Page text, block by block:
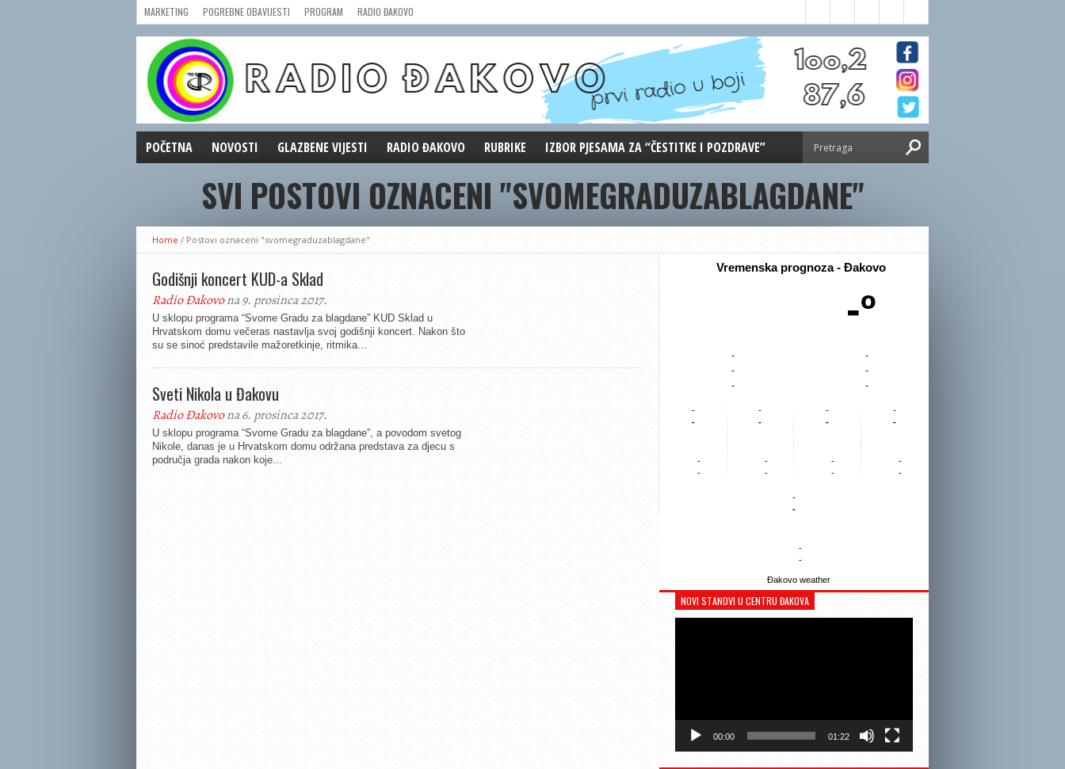
MARKETING POGREBNE OBAVIJESTI PROGRAM RADIO ĐAKOVO
POČETNA NOVOSTI
AKTUALNOSTI
CRNA KRONIKA
POLITIKA
GOSPODARSTVO
ŠPORT
REPRIZE EMISIJA
GLAZBENE VIJESTI RADIO ĐAKOVO
MARKETING
RUBRIKE
REPRIZE EMISIJA
DOBRE VIBRACIJE
ĐAKOVO GRADE
IZBOR PJESAMA ZA “ČESTITKE I POZDRAVE”
SVI POSTOVI OZNACENI "SVOMEGRADUZABLAGDANE"
Home / Postovi oznaceni "svomegraduzablagdane"
Godišnji koncert KUD-a Sklad
Radio Đakovona 9. prosinca 2017.
U sklopu programa “Svome Gradu za blagdane” KUD Sklad u
Hrvatskom domu večeras nastavlja svoj godišnji koncert. Nakon što
su se sinoć predstavile mažoretkinje, ritmika...
Sveti Nikola u Đakovu
Radio Đakovona 6. prosinca 2017.
U sklopu programa “Svome Gradu za blagdane”, a povodom svetog
Nikole, danas je u Hrvatskom domu održana predstava za djecu s
područja grada nakon koje...
Vremenska prognoza - Đakovo
-º
-
-
-
-
-
-
-
-
-
-
-
-
-
-
-
-
-
-
-
-
-
-
-
-
-
-
Đakovo weather
NOVI STANOVI U CENTRU ĐAKOVA
00:00 01:22